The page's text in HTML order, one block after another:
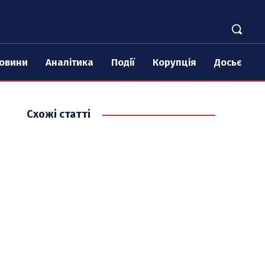
Аналітика Події Корупція Досьє
Схожі статті